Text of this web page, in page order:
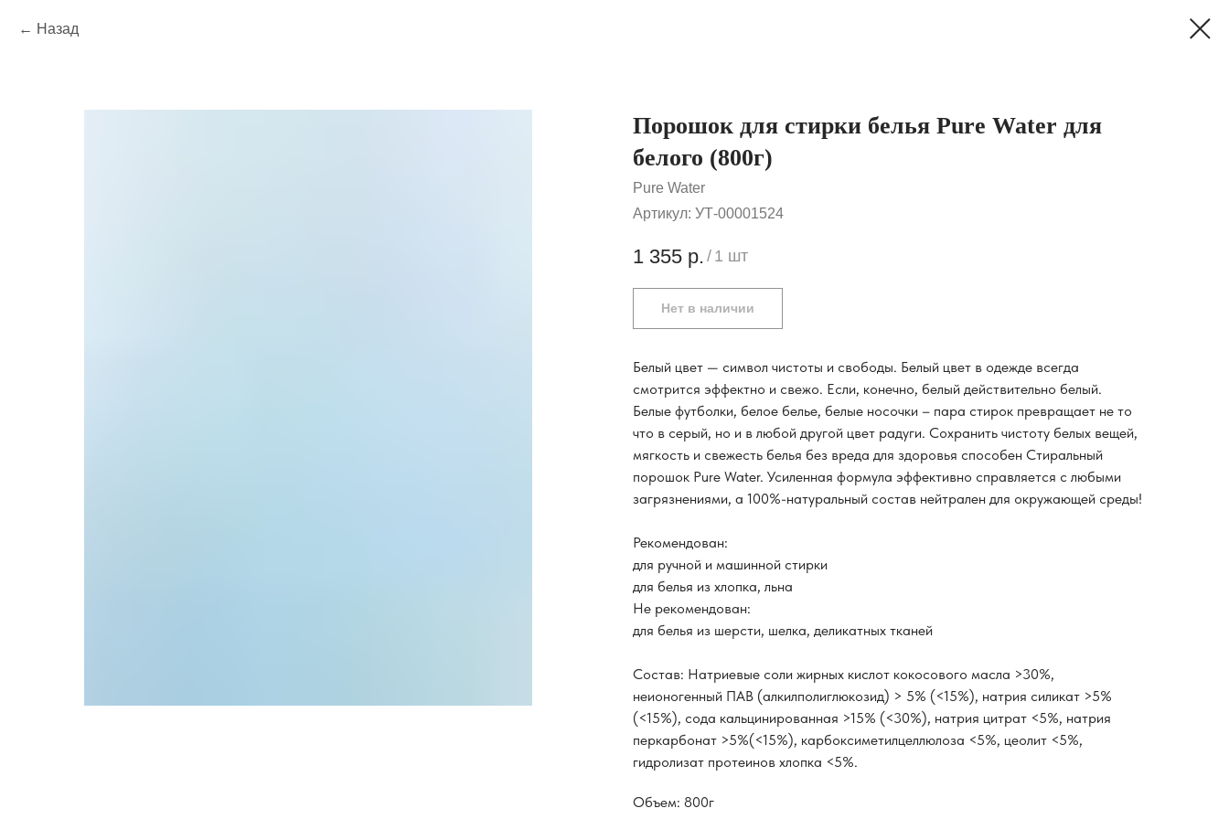
Назад
Порошок для стирки белья Pure Water для
белого (800г)
Pure Water
Артикул: УТ-00001524
1 355 р. / 1 шт
Нет в наличии
Белый цвет — символ чистоты и свободы. Белый цвет в одежде всегда
смотрится эффектно и свежо. Если, конечно, белый действительно белый.
Белые футболки, белое белье, белые носочки – пара стирок превращает не то
что в серый, но и в любой другой цвет радуги. Сохранить чистоту белых вещей,
мягкость и свежесть белья без вреда для здоровья способен Стиральный
порошок Pure Water. Усиленная формула эффективно справляется с любыми
загрязнениями, а 100%-натуральный состав нейтрален для окружающей среды!
Рекомендован:
для ручной и машинной стирки
для белья из хлопка, льна
Не рекомендован:
для белья из шерсти, шелка, деликатных тканей
Состав: Натриевые соли жирных кислот кокосового масла >30%,
неионогенный ПАВ (алкилполиглюкозид) > 5% (<15%), натрия силикат >5%
(<15%), cода кальцинированная >15% (<30%), натрия цитрат <5%, натрия
перкарбонат >5%(<15%), карбоксиметилцеллюлоза <5%, цеолит <5%,
гидролизат протеинов хлопка <5%.
Объем: 800г